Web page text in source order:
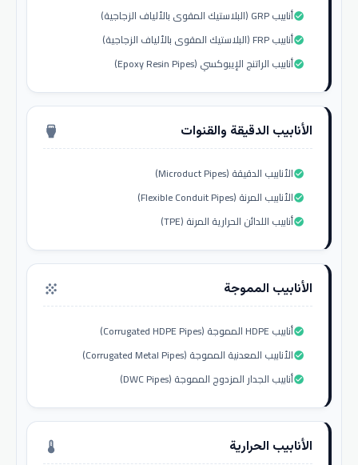
أنابيب GRP (البلاستيك المقوى بالألياف الزجاجية)check_circle
أنابيب FRP (البلاستيك المقوى بالألياف الزجاجية)check_circle
أنابيب الراتنج الإيبوكسي (Epoxy Resin Pipes)check_circle
الأنابيب الدقيقة والقنوات settings_input_hdmi
الأنابيب الدقيقة (Microduct Pipes)check_circle
الأنابيب المرنة (Flexible Conduit Pipes)check_circle
أنابيب اللدائن الحرارية المرنة (TPE)check_circle
الأنابيب المموجة grain
أنابيب HDPE المموجة (Corrugated HDPE Pipes)check_circle
الأنابيب المعدنية المموجة (Corrugated Metal Pipes)check_circle
أنابيب الجدار المزدوج المموجة (DWC Pipes)check_circle
الأنابيب الحرارية thermostat